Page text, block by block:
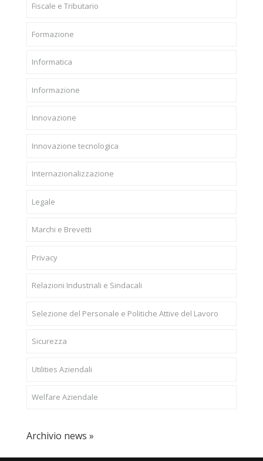
Fiscale e Tributario
Formazione
Informatica
Informazione
Innovazione
Innovazione tecnologica
Internazionalizzazione
Legale
Marchi e Brevetti
Privacy
Relazioni Industriali e Sindacali
Selezione del Personale e Politiche Attive del Lavoro
Sicurezza
Utilities Aziendali
Welfare Aziendale
Archivio news »